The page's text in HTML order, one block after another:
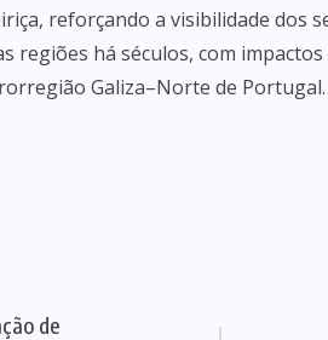
reforçando a visibilidade dos
regiões há séculos, com
Galiza–Norte de Portugal.
de